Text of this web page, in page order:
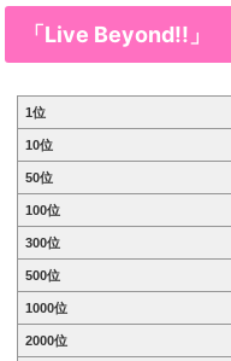
「Live Beyond!!」
1位
10位
50位
100位
300位
500位
1000位
2000位